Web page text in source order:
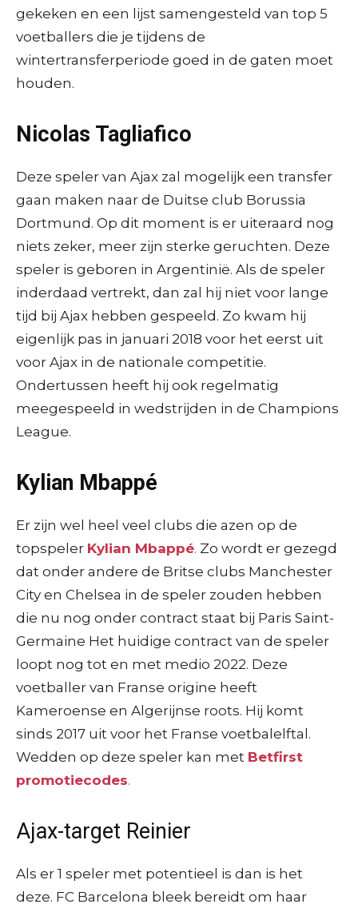
gekeken en een lijst samengesteld van top 5
voetballers die je tijdens de
wintertransferperiode goed in de gaten moet
houden.
Nicolas Tagliafico
Deze speler van Ajax zal mogelijk een transfer
gaan maken naar de Duitse club Borussia
Dortmund. Op dit moment is er uiteraard nog
niets zeker, meer zijn sterke geruchten. Deze
speler is geboren in Argentinië. Als de speler
inderdaad vertrekt, dan zal hij niet voor lange
tijd bij Ajax hebben gespeeld. Zo kwam hij
eigenlijk pas in januari 2018 voor het eerst uit
voor Ajax in de nationale competitie.
Ondertussen heeft hij ook regelmatig
meegespeeld in wedstrijden in de Champions
League.
Kylian Mbappé
Er zijn wel heel veel clubs die azen op de
topspeler Kylian Mbappé. Zo wordt er gezegd
dat onder andere de Britse clubs Manchester
City en Chelsea in de speler zouden hebben
die nu nog onder contract staat bij Paris Saint-
Germaine Het huidige contract van de speler
loopt nog tot en met medio 2022. Deze
voetballer van Franse origine heeft
Kameroense en Algerijnse roots. Hij komt
sinds 2017 uit voor het Franse voetbalelftal.
Wedden op deze speler kan met Betfirst
promotiecodes.
Ajax-target Reinier
Als er 1 speler met potentieel is dan is het
deze. FC Barcelona bleek bereidt om haar